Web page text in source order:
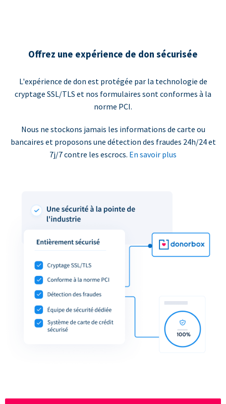
Offrez une expérience de don sécurisée
L'expérience de don est protégée par la technologie de
cryptage SSL/TLS et nos formulaires sont conformes à la
norme PCI.
Nous ne stockons jamais les informations de carte ou
bancaires et proposons une détection des fraudes 24h/24 et
7j/7 contre les escrocs. En savoir plus